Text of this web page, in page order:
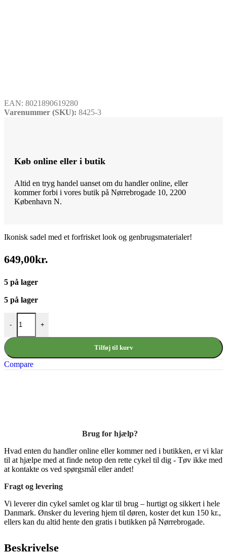
EAN: 8021890619280
Varenummer (SKU): 8425-3
Køb online eller i butik
Altid en tryg handel uanset om du handler online, eller
kommer forbi i vores butik på Nørrebrogade 10, 2200
København N.
Ikonisk sadel med et forfrisket look og genbrugsmaterialer!
649,00kr.
5 på lager
5 på lager
-
Selle Royal Lookin Unisex Sadel antal
+
Tilføj til kurv
Compare
Brug for hjælp?
Hvad enten du handler online eller kommer ned i butikken, er vi klar
til at hjælpe med at finde netop den rette cykel til dig - Tøv ikke med
at kontakte os ved spørgsmål eller andet!
Fragt og levering
Vi leverer din cykel samlet og klar til brug – hurtigt og sikkert i hele
Danmark. Ønsker du levering hjem til døren, koster det kun 150 kr.,
ellers kan du altid hente den gratis i butikken på Nørrebrogade.
Beskrivelse